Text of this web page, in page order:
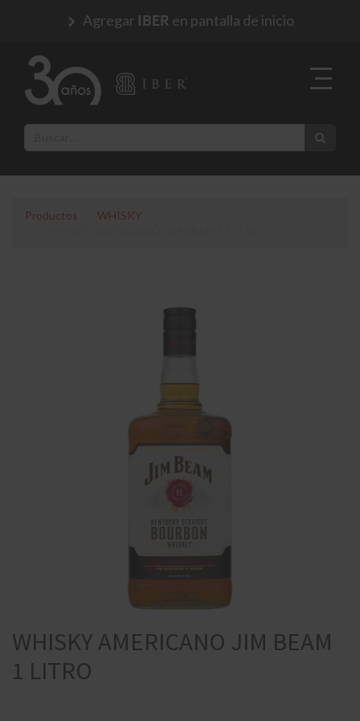
Agregar IBER en pantalla de inicio
Productos
WHISKY
WHISKY AMERICANO JIM BEAM
1 LITRO